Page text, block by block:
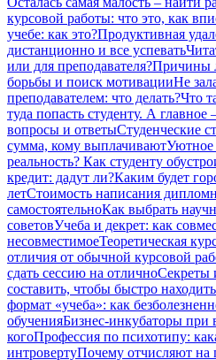
курсовой работы: что это, как
учебе: как это?Продуктивная
дистанционно и все успевать
или для преподавателя?Причины
борьбы и поиск мотивацииНе
преподавателем: что делать?Что
туда попасть студенту. А главное
вопросы и ответыСтуденческие
сумма, кому выплачиваютУютное
реальность? Как студенту
кредит: дадут ли?Каким будет
летСтоимость написания
самостоятельноКак выбрать
советовУчеба и декрет: как
несовместимоеТеоретическая
отличия от обычной курсовой
сдать сессию на отличноСекреты
составить, чтобы быстро
формат «учеба»: как
обученияБизнес-инкубаторы при
когоПрофессия по психотипу:
интровертуПочему отчисляют на